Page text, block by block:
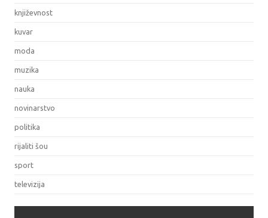
književnost
kuvar
moda
muzika
nauka
novinarstvo
politika
rijaliti šou
sport
televizija